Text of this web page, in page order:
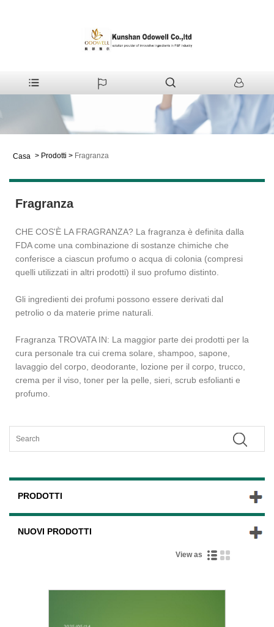
Casa > Prodotti > Fragranza
Fragranza
CHE COS'È LA FRAGRANZA? La fragranza è definita dalla
FDA come una combinazione di sostanze chimiche che
conferisce a ciascun profumo o acqua di colonia (compresi
quelli utilizzati in altri prodotti) il suo profumo distinto.
Gli ingredienti dei profumi possono essere derivati ​​dal
petrolio o da materie prime naturali.
Fragranza TROVATA IN: La maggior parte dei prodotti per la
cura personale tra cui crema solare, shampoo, sapone,
lavaggio del corpo, deodorante, lozione per il corpo, trucco,
crema per il viso, toner per la pelle, sieri, scrub esfolianti e
profumo.
PRODOTTI
NUOVI PRODOTTI
View as